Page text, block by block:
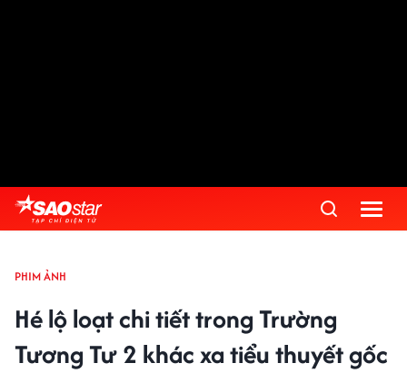
PHIM ẢNH
Hé lộ loạt chi tiết trong Trường
Tương Tư 2 khác xa tiểu thuyết gốc